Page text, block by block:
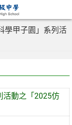
學甲子園」系列活
活動之「2025仿